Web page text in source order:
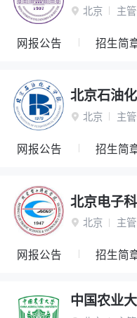
 北京 主管
网报公告 招生简
北京石油
 北京 主管
网报公告 招生简
北京电子
 北京 主管
网报公告 招生简
中国农业